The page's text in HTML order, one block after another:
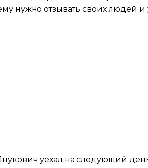
нужно отзывать своих людей и
уехал на следующий